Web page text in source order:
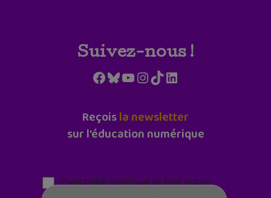
Suivez-nous !
Facebook
Bluesky
YouTube
Instagram
TikTokLinkedIn
Reçoisla newsletter
sur l'éducation numérique
Parentalité numérique (le lundi matin)